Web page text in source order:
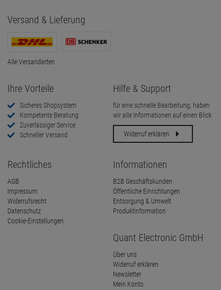
Versand & Lieferung
Alle Versandarten
Ihre Vorteile
Sicheres Shopsystem
Kompetente Beratung
Zuverlässiger Service
Schneller Versand
Hilfe & Support
für eine schnelle Bearbeitung, haben
wir alle Informationen auf einen Blick
Widerruf erklären
Rechtliches
AGB
Impressum
Widerrufsrecht
Datenschutz
Cookie-Einstellungen
Informationen
B2B Geschäftskunden
Öffentliche Einrichtungen
Entsorgung & Umwelt
Produktinformation
Quant Electronic GmbH
Über uns
Widerruf erklären
Newsletter
Mein Konto